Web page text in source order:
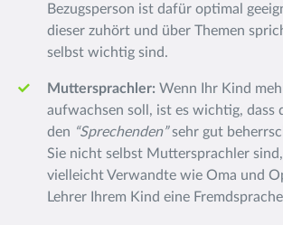
Bezugsperson ist dafür optimal
dieser zuhört und über Themen
selbst wichtig sind.
Muttersprachler: Wenn Ihr Kind
aufwachsen soll, ist es wichtig, dass
den “Sprechenden”sehr gut
Sie nicht selbst Muttersprachler
vielleicht Verwandte wie Oma und
Lehrer Ihrem Kind eine